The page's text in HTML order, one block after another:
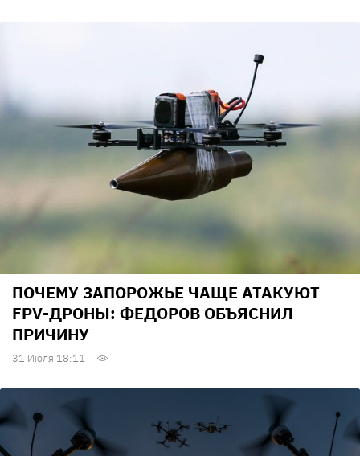
ПОЧЕМУ ЗАПОРОЖЬЕ ЧАЩЕ АТАКУЮТ
FPV-ДРОНЫ: ФЕДОРОВ ОБЪЯСНИЛ
ПРИЧИНУ
31 Июля 18:11